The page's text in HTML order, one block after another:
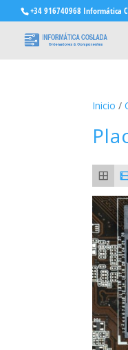
+34 916740968 Informática
Inicio /